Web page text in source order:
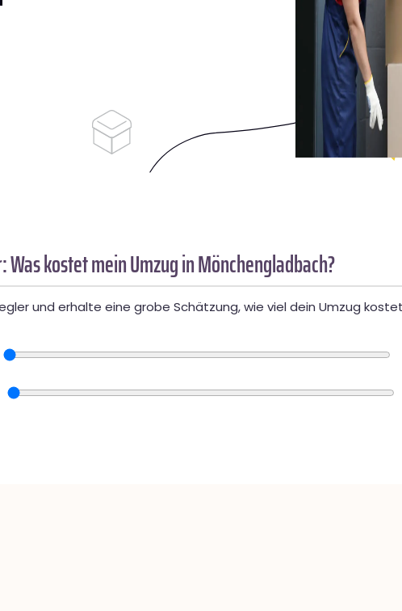
Was kostet mein Umzug in Mönchengladbach?
und erhalte eine grobe Schätzung, wie viel dein Umzug